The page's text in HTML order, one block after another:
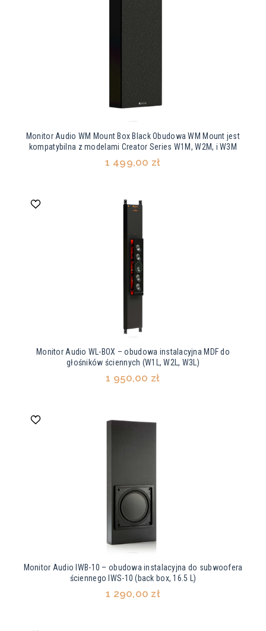
Monitor Audio WM Mount Box Black Obudowa WM Mount jest
kompatybilna z modelami Creator Series W1M, W2M, i W3M
1 499,00 zł
Monitor Audio WL-BOX – obudowa instalacyjna MDF do
głośników ściennych (W1L, W2L, W3L)
1 950,00 zł
Monitor Audio IWB-10 – obudowa instalacyjna do subwoofera
ściennego IWS-10 (back box, 16.5 L)
1 290,00 zł